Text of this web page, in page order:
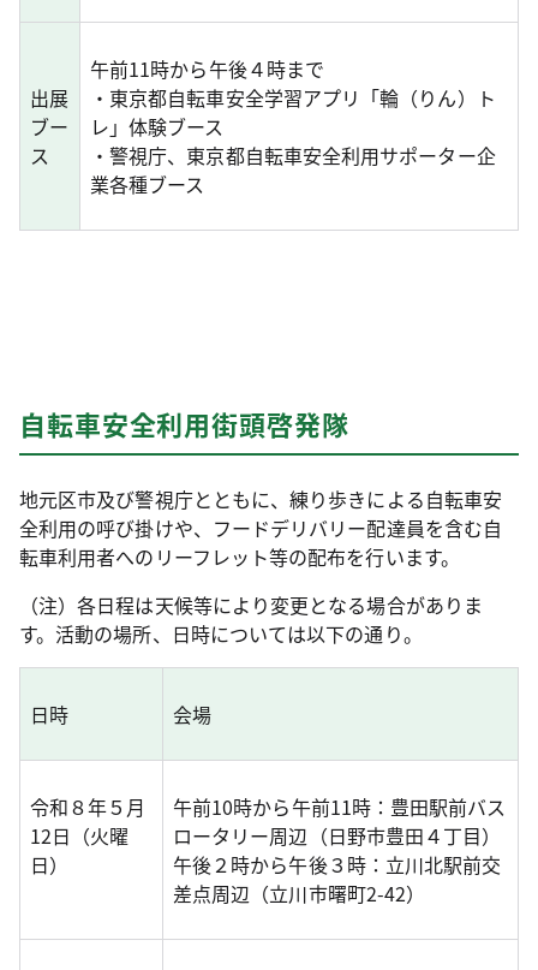
出展
ブー
ス
午前11時から午後４時まで
・東京都自転車安全学習アプリ「輪（りん）ト
レ」体験ブース
・警視庁、東京都自転車安全利用サポーター企
業各種ブース
自転車安全利用街頭啓発隊
地元区市及び警視庁とともに、練り歩きによる自転車安
全利用の呼び掛けや、フードデリバリー配達員を含む自
転車利用者へのリーフレット等の配布を行います。
（注）各日程は天候等により変更となる場合がありま
す。活動の場所、日時については以下の通り。
日時 会場
令和８年５月
12日（火曜
日）
午前10時から午前11時：豊田駅前バス
ロータリー周辺（日野市豊田４丁目）
午後２時から午後３時：立川北駅前交
差点周辺（立川市曙町2-42）